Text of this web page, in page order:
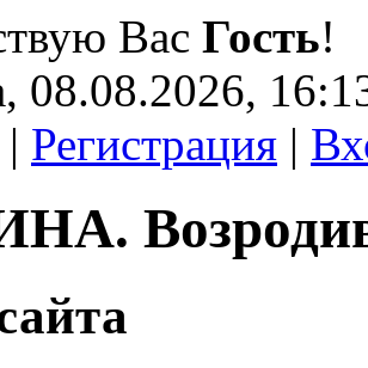
Вас Гость!
08.08.2026,
| Регистрация |